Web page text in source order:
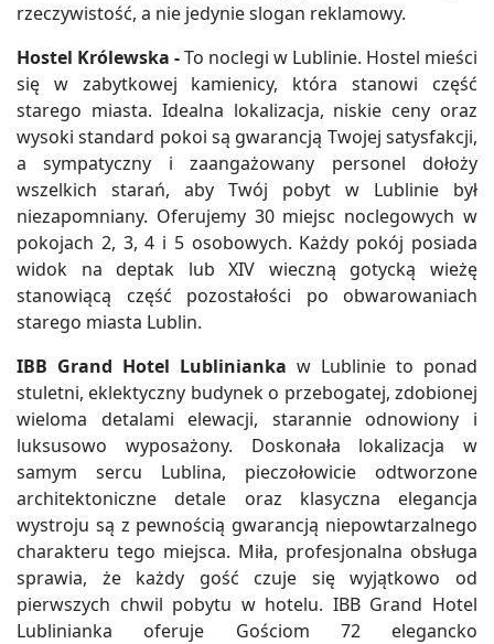
rzeczywistość, a nie jedynie slogan reklamowy.
Hostel Królewska -To noclegi w Lublinie. Hostel mieści
się w zabytkowej kamienicy, która stanowi część
starego miasta. Idealna lokalizacja, niskie ceny oraz
wysoki standard pokoi są gwarancją Twojej satysfakcji,
a sympatyczny i zaangażowany personel dołoży
wszelkich starań, aby Twój pobyt w Lublinie był
niezapomniany. Oferujemy 30 miejsc noclegowych w
pokojach 2, 3, 4 i 5 osobowych. Każdy pokój posiada
widok na deptak lub XIV wieczną gotycką wieżę
stanowiącą część pozostałości po obwarowaniach
starego miasta Lublin.
IBB Grand Hotel Lublinianka w Lublinie to ponad
stuletni, eklektyczny budynek o przebogatej, zdobionej
wieloma detalami elewacji, starannie odnowiony i
luksusowo wyposażony. Doskonała lokalizacja w
samym sercu Lublina, pieczołowicie odtworzone
architektoniczne detale oraz klasyczna elegancja
wystroju są z pewnością gwarancją niepowtarzalnego
charakteru tego miejsca. Miła, profesjonalna obsługa
sprawia, że każdy gość czuje się wyjątkowo od
pierwszych chwil pobytu w hotelu. IBB Grand Hotel
Lublinianka oferuje Gościom 72 elegancko